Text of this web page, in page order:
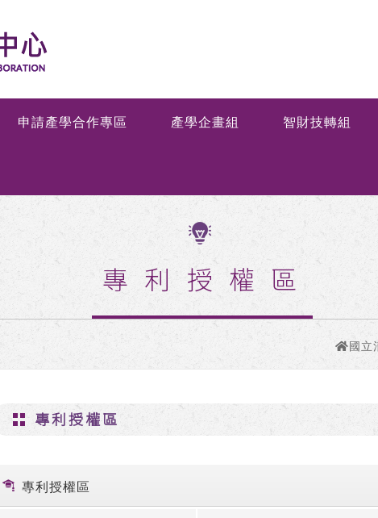
申請產學合作專區 產學企畫組 智財技轉組
專利授權區
國立
專利授權區
專利授權區